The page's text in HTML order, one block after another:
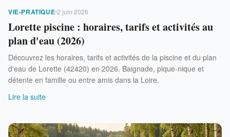
VIE-PRATIQUE 2 juin 2026
Lorette piscine : horaires, tarifs et activités au
plan d'eau (2026)
Découvrez les horaires, tarifs et activités de la piscine et du plan
d'eau de Lorette (42420) en 2026. Baignade, pique-nique et
détente en famille ou entre amis dans la Loire.
Lire la suite